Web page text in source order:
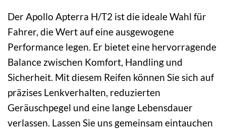
Der Apollo Apterra H/T2 ist die ideale Wahl für
Fahrer, die Wert auf eine ausgewogene
Performance legen. Er bietet eine hervorragende
Balance zwischen Komfort, Handling und
Sicherheit. Mit diesem Reifen können Sie sich auf
präzises Lenkverhalten, reduzierten
Geräuschpegel und eine lange Lebensdauer
verlassen. Lassen Sie uns gemeinsam eintauchen